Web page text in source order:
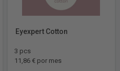
Eyexpert Cotton
3 pcs
11,86 € por mes